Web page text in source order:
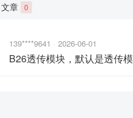
文章 0
139****9641 2026-06-01
B26透传模块，默认是透传